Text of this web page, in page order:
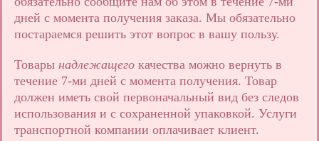
дней с момента получения заказа. Мы обязательно
постараемся решить этот вопрос в вашу пользу.
Товары надлежащего качества можно вернуть в
течение 7-ми дней с момента получения. Товар
должен иметь свой первоначальный вид без следов
использования и с сохраненной упаковкой. Услуги
транспортной компании оплачивает клиент.